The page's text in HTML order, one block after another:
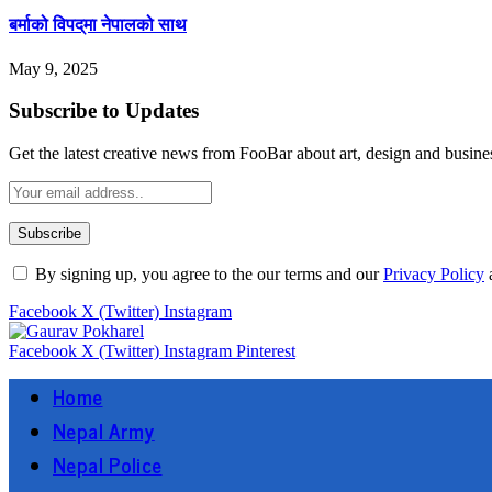
बर्माको विपद्‌मा नेपालको साथ
May 9, 2025
Subscribe to Updates
Get the latest creative news from FooBar about art, design and
By signing up, you agree to the our terms and ourPrivacy Policy
Facebook X (Twitter) Instagram
Facebook X (Twitter) Instagram Pinterest
Home
Nepal Army
Nepal Police